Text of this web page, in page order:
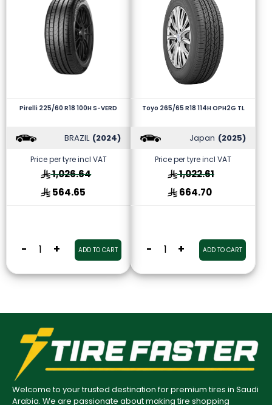
Pirelli 225/60 R18 100H S-VERD
BRAZIL (2024)
Price per tyre incl VAT
1,026.64
564.65
- + ADD TO CART
Toyo 265/65 R18 114H OPH2G TL
Japan (2025)
Price per tyre incl VAT
1,022.61
664.70
- + ADD TO CART
Welcome to your trusted destination for premium tires in Saudi
Arabia. We are passionate about making tire shopping